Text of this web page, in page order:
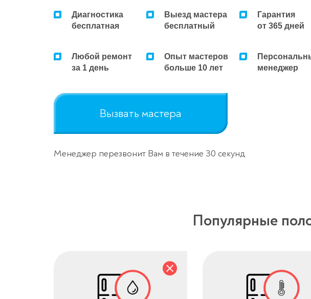
Диагностика
бесплатная
Выезд мастера
бесплатный
Гарантия
от 365 дней
Любой ремонт
за 1 день
Опыт мастеров
больше 10 лет
менеджер
Вызвать мастера
Менеджер перезвонит Вам в течение 30 секунд
Популярные